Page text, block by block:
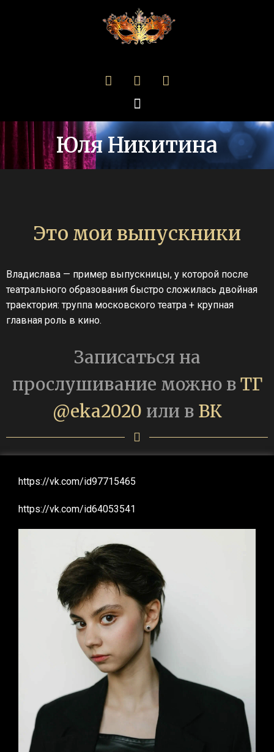
Юля Никитина
Это мои выпускники
Владислава — пример выпускницы, у которой после
театрального образования быстро сложилась двойная
траектория: труппа московского театра + крупная
главная роль в кино.
Записаться на
прослушивание можно вТГ
@eka2020 или в ВК
https://vk.com/id97715465
https://vk.com/id64053541